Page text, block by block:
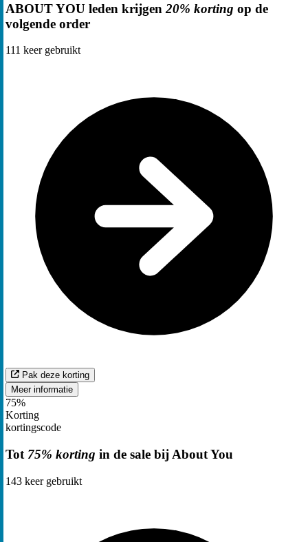
ABOUT YOU leden krijgen 20% korting op de
volgende order
111 keer gebruikt
Pak deze korting
Meer informatie
75%
Korting
kortingscode
Tot 75% korting in de sale bij About You
143 keer gebruikt